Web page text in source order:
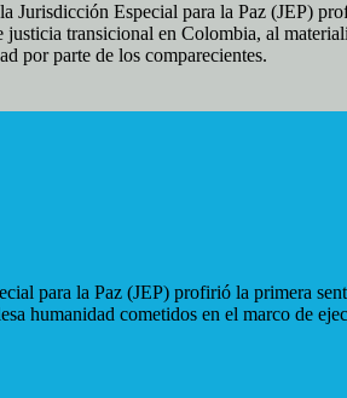
Jurisdicción Especial para la Paz (JEP)
transicional en Colombia, al
por parte de los comparecientes.
para la Paz (JEP) profirió la primera
humanidad cometidos en el marco de